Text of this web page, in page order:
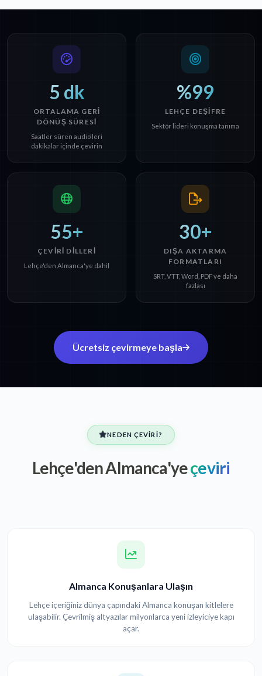
5 dk
ORTALAMA GERI
DÖNÜŞ SÜRESI
Saatler süren audio'leri
dakikalar içinde çevirin
%99
LEHÇE DEŞIFRE
Sektör lideri konuşma tanıma
55+
ÇEVIRI DILLERI
Lehçe'den Almanca'ye dahil
30+
DIŞA AKTARMA
FORMATLARI
SRT, VTT, Word, PDF ve daha
fazlası
Ücretsiz çevirmeye başla
NEDEN ÇEVIRI?
Lehçe'den Almanca'yeçeviri
Almanca Konuşanlara Ulaşın
Lehçe içeriğiniz dünya çapındaki Almanca konuşan kitlelere
ulaşabilir. Çevrilmiş altyazılar milyonlarca yeni izleyiciye kapı
açar.